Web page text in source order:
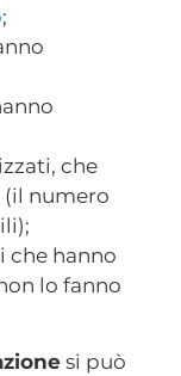
;
che
numero
che hanno
lo fanno
si può